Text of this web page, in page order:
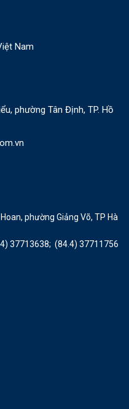
Nam
phường Tân Định, TP. Hồ
phường Giảng Võ, TP Hà
37713638; (84.4) 37711756